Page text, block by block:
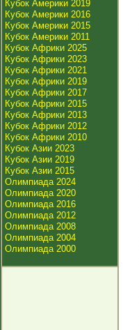
Кубок Америки 2019
Кубок Америки 2016
Кубок Америки 2015
Кубок Америки 2011
Кубок Африки 2025
Кубок Африки 2023
Кубок Африки 2021
Кубок Африки 2019
Кубок Африки 2017
Кубок Африки 2015
Кубок Африки 2013
Кубок Африки 2012
Кубок Африки 2010
Кубок Азии 2023
Кубок Азии 2019
Кубок Азии 2015
Олимпиада 2024
Олимпиада 2020
Олимпиада 2016
Олимпиада 2012
Олимпиада 2008
Олимпиада 2004
Олимпиада 2000